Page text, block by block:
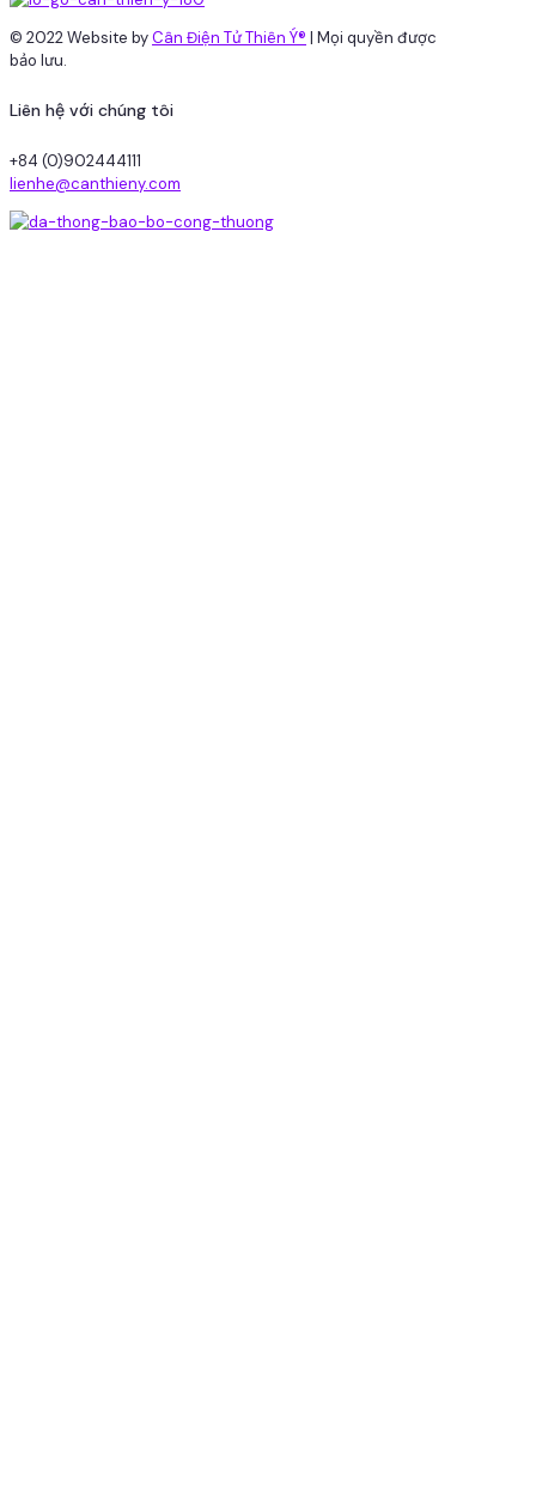
© 2022 Website byCân Điện Tử Thiên Ý® | Mọi quyền được
bảo lưu.
Liên hệ với chúng tôi
+84 (0)902444111
lienhe@canthieny.com